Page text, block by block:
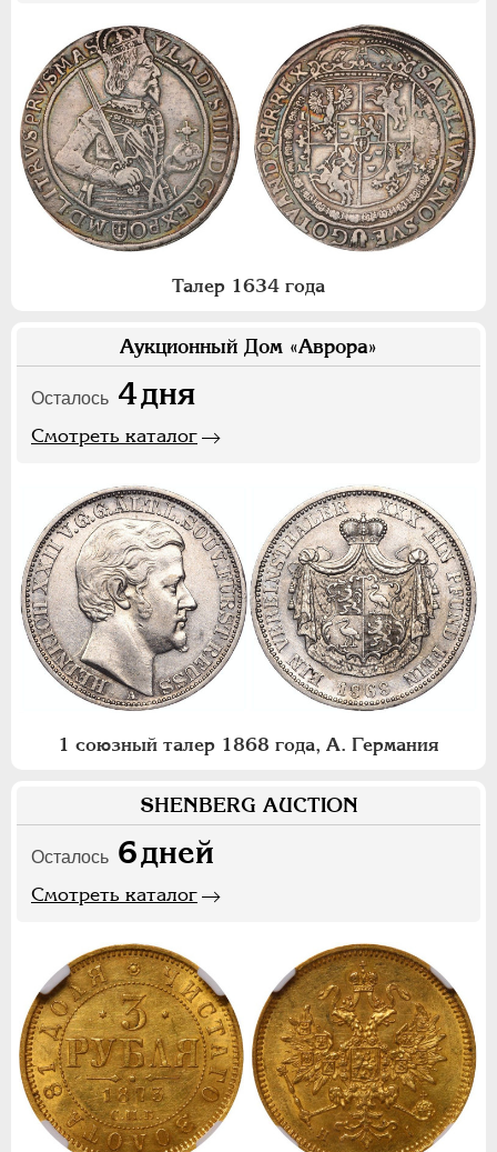
Талер 1634 года
Аукционный Дом «Аврора»
Осталось 4дня
Смотреть каталог
1 союзный талер 1868 года, А. Германия
SHENBERG AUCTION
Осталось 6дней
Смотреть каталог